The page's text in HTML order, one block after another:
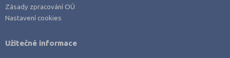
Zásady zpracování OÚ
Nastavení cookies
Užitečné informace